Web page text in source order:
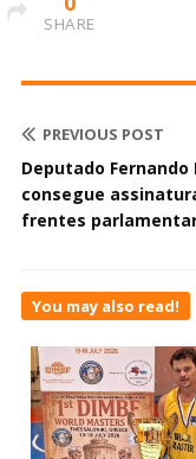
SHARE
PREVIOUS POST
Deputado
consegue
frentes
You may also read!